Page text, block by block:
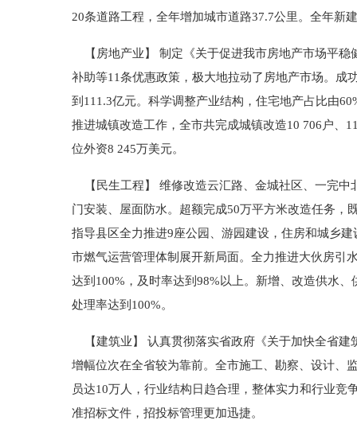
20条道路工程，全年增加城市道路37.7公里。全年新
【房地产业】 制定《关于促进我市房地产市场平稳
补助等11条优惠政策，极大地拉动了房地产市场。成
到111.3亿元。科学调整产业结构，住宅地产占比由
推进城镇改造工作，全市共完成城镇改造10 706户、
位外资8 245万美元。
【民生工程】 维修改造云汇路、金城社区、一完中
门安装、屋面防水。超额完成50万平方米改造任务，
指导县区全力推进9座公园、游园建设，住房和城乡
市燃气运营管理体制展开新局面。全力推进大伙房引
达到100%，及时率达到98%以上。新增、改造供水
处理率达到100%。
【建筑业】 认真贯彻落实省政府《关于加快全省建
增幅位次在全省较为靠前。全市施工、勘察、设计、
员达10万人，行业结构日趋合理，整体实力和行业
准招标文件，招投标管理更加迅捷。